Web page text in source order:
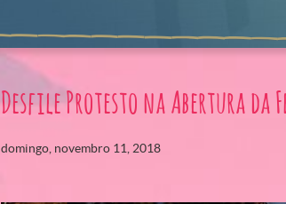
Desfile Protesto na Abertura da
domingo, novembro 11, 2018